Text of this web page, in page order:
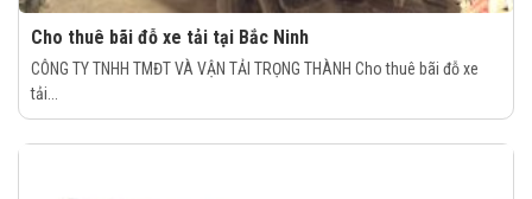
Cho thuê bãi đỗ xe tải tại Bắc Ninh
CÔNG TY TNHH TMĐT VÀ VẬN TẢI TRỌNG THÀNH Cho thuê bãi đỗ xe
tải...